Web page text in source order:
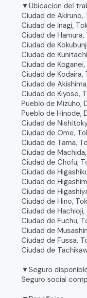
▼Ubicacion del
Ciudad de Akiruno,
Ciudad de Inagi,
Ciudad de Hamura,
Ciudad de
Ciudad de
Ciudad de Koganei,
Ciudad de Kodaira,
Ciudad de
Ciudad de Kiyose,
Pueblo de Mizuho,
Pueblo de Hinode,
Ciudad de
Ciudad de Ome,
Ciudad de Tama,
Ciudad de
Ciudad de Chofu,
Ciudad de
Ciudad de
Ciudad de
Ciudad de Hino,
Ciudad de Hachioji,
Ciudad de Fuchu,
Ciudad de
Ciudad de Fussa,
Ciudad de
▼Seguro
Seguro social